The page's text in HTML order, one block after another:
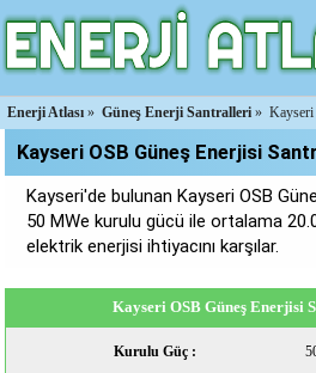
Enerji Atlası » Güneş Enerji Santralleri » Kayseri
Kayseri OSB Güneş Enerjisi
Kayseri'de bulunan Kayseri OSB
50 MWe kurulu gücü ile ortalama
elektrik enerjisi ihtiyacını karşılar.
Kayseri OSB Güneş Enerjisi
Kurulu Güç :